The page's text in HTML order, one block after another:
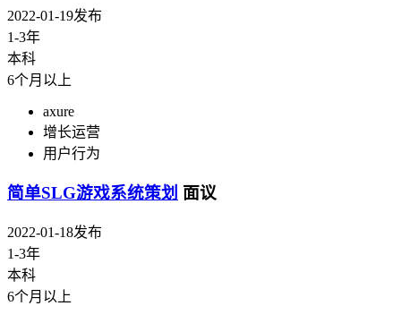
2022-01-19发布
1-3年
本科
6个月以上
axure
增长运营
用户行为
简单SLG游戏系统策划 面议
2022-01-18发布
1-3年
本科
6个月以上